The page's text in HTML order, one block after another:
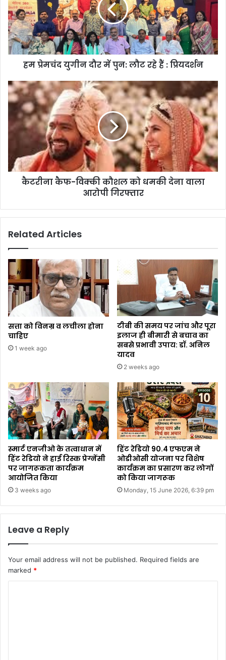
हम प्रेमचंद युगीन दौर में पुन: लौट रहे हैं : प्रियदर्शन
कैटरीना कैफ-विक्की कौशल को धमकी देना वाला
आरोपी गिरफ्तार
Related Articles
सत्ता को विनम्र व लचीला होना
चाहिए
1 week ago
टीबी की समय पर जांच और पूरा
इलाज ही बीमारी से बचाव का
सबसे प्रभावी उपाय: डॉ. अनिल
यादव
2 weeks ago
स्मार्ट एनजीओ के तत्वाधान में
हिंट रेडियो ने हाई रिस्क प्रेग्नेंसी
पर जागरूकता कार्यक्रम
आयोजित किया
3 weeks ago
हिंट रेडियो 90.4 एफएम ने
ओडीओसी योजना पर विशेष
कार्यक्रम का प्रसारण कर लोगों
को किया जागरूक
Monday, 15 June 2026, 6:39 pm
Leave a Reply
Your email address will not be published. Required fields are
marked *